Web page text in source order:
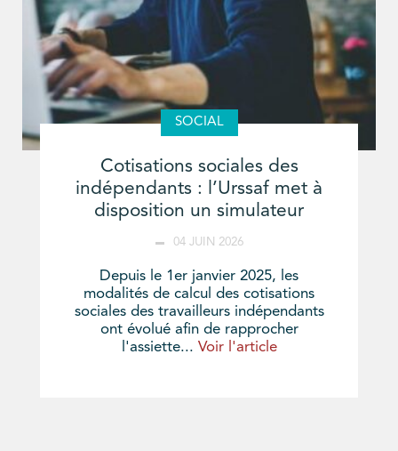
SOCIAL
Cotisations sociales des
indépendants : l’Urssaf met à
disposition un simulateur
04 JUIN 2026
Depuis le 1er janvier 2025, les
modalités de calcul des cotisations
sociales des travailleurs indépendants
ont évolué afin de rapprocher
l'assiette... Voir l'article